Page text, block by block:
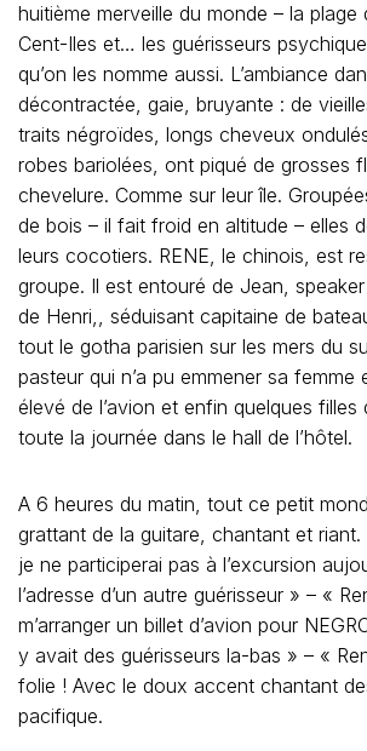
huitième merveille du monde – la plage
Cent-Iles et… les guérisseurs
qu’on les nomme aussi. L’ambiance
décontractée, gaie, bruyante : de
traits négroïdes, longs cheveux
robes bariolées, ont piqué de grosses
chevelure. Comme sur leur île.
de bois – il fait froid en altitude – elles
leurs cocotiers. RENE, le chinois, est
groupe. Il est entouré de Jean,
de Henri,, séduisant capitaine de
tout le gotha parisien sur les mers du
pasteur qui n’a pu emmener sa femme
élevé de l’avion et enfin quelques filles
toute la journée dans le hall de l’hôtel.
A 6 heures du matin, tout ce petit
grattant de la guitare, chantant et riant.
je ne participerai pas à l’excursion
l’adresse d’un autre guérisseur » – «
m’arranger un billet d’avion pour
y avait des guérisseurs la-bas » – «
folie ! Avec le doux accent chantant
pacifique.